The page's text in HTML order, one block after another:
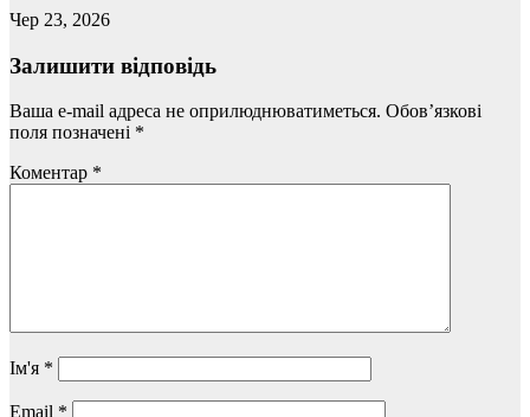
Чер 23, 2026
Залишити відповідь
Ваша e-mail адреса не оприлюднюватиметься. Обов’язкові
поля позначені *
Коментар *
Ім'я *
Email *